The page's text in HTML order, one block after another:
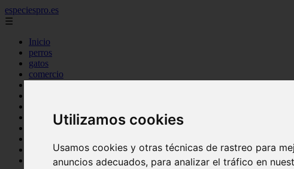
Utilizamos cookies
Usamos cookies y otras técnicas de rastreo para
anuncios adecuados, para analizar el tráfico en
especiespro.es
☰
Inicio
perros
gatos
comercio
tenencia responsable
mantenimiento